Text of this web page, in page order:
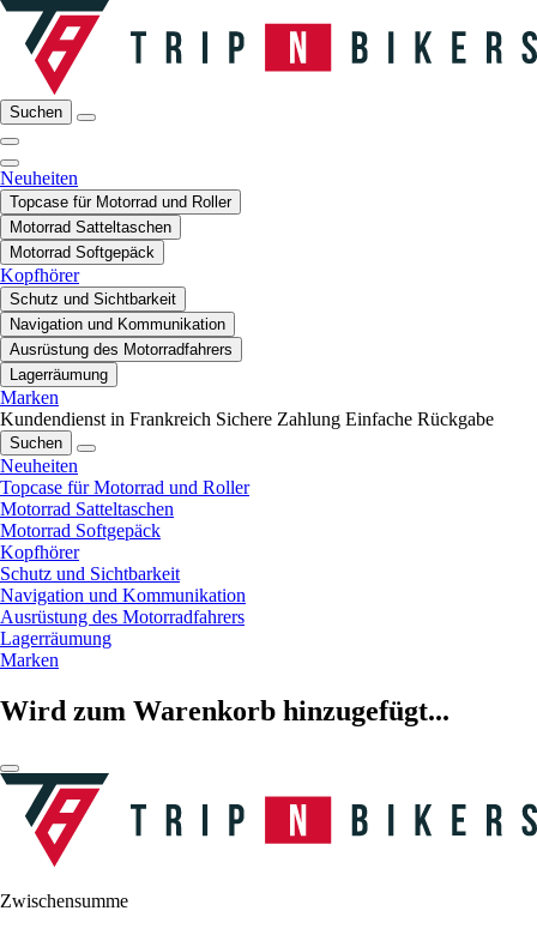
Suchen
Neuheiten
Topcase für Motorrad und Roller
Motorrad Satteltaschen
Motorrad Softgepäck
Kopfhörer
Schutz und Sichtbarkeit
Navigation und Kommunikation
Ausrüstung des Motorradfahrers
Lagerräumung
Marken
Kundendienst in Frankreich Sichere Zahlung Einfache Rückgabe
Suchen
Neuheiten
Topcase für Motorrad und Roller
Motorrad Satteltaschen
Motorrad Softgepäck
Kopfhörer
Schutz und Sichtbarkeit
Navigation und Kommunikation
Ausrüstung des Motorradfahrers
Lagerräumung
Marken
Wird zum Warenkorb hinzugefügt...
Zwischensumme